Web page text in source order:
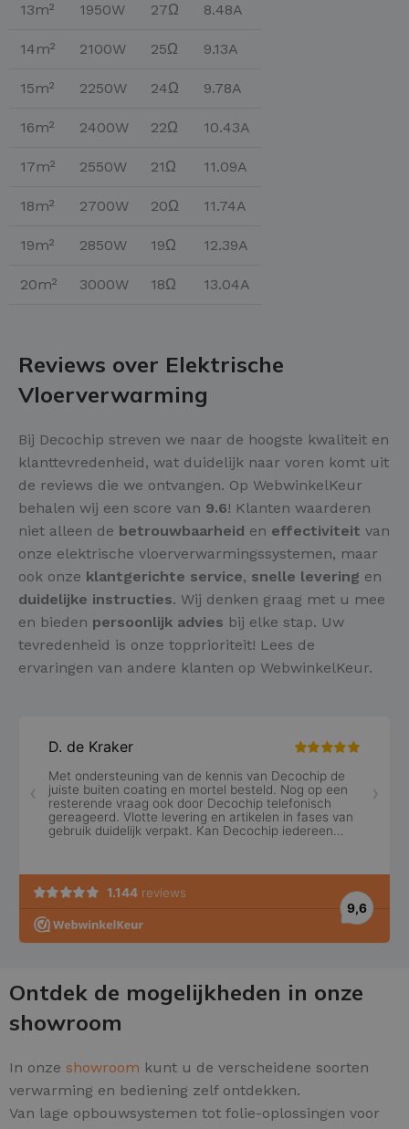
13m² 1950W 27Ω 8.48A
14m² 2100W 25Ω 9.13A
15m² 2250W 24Ω 9.78A
16m² 2400W 22Ω 10.43A
17m² 2550W 21Ω 11.09A
18m² 2700W 20Ω 11.74A
19m² 2850W 19Ω 12.39A
20m² 3000W 18Ω 13.04A
Reviews over Elektrische
Vloerverwarming
Bij Decochip streven we naar de hoogste kwaliteit en
klanttevredenheid, wat duidelijk naar voren komt uit
de reviews die we ontvangen. Op WebwinkelKeur
behalen wij een score van 9.6! Klanten waarderen
niet alleen de betrouwbaarheid en effectiviteit van
onze elektrische vloerverwarmingssystemen, maar
ook onze klantgerichte service, snelle levering en
duidelijke instructies. Wij denken graag met u mee
en bieden persoonlijk advies bij elke stap. Uw
tevredenheid is onze topprioriteit! Lees de
ervaringen van andere klanten op WebwinkelKeur.
Ontdek de mogelijkheden in onze
showroom
In onze showroom kunt u de verscheidene soorten
verwarming en bediening zelf ontdekken.
Van lage opbouwsystemen tot folie-oplossingen voor